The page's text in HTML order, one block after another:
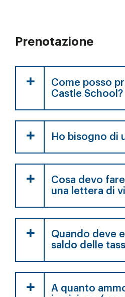
Prenotazione
Come posso
Castle School?
Ho bisogno di
Cosa devo
una lettera di
Quando deve
saldo delle
A quanto